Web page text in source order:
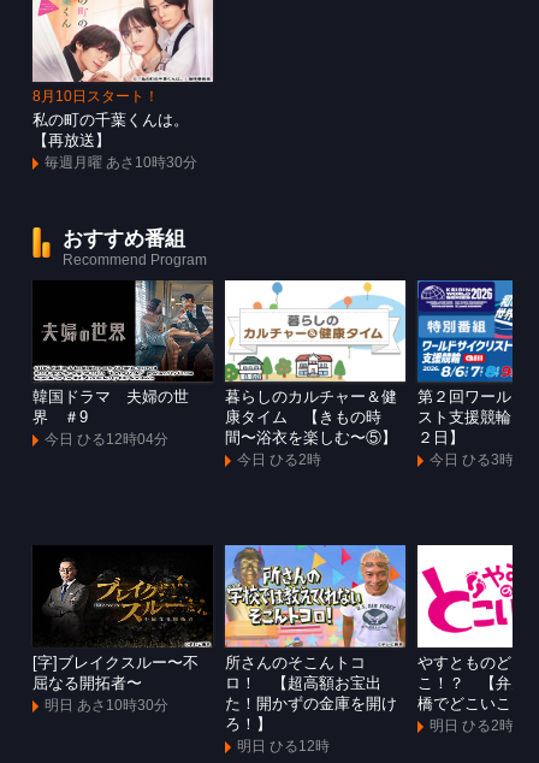
8月10日スタート！
私の町の千葉くんは。
【再放送】
毎週月曜 あさ10時30分
おすすめ番組
Recommend Program
韓国ドラマ 夫婦の世
界 ＃9
今日 ひる12時04分
暮らしのカルチャー＆健
康タイム 【きもの時
間〜浴衣を楽しむ〜⑤】
今日 ひる2時
第２回ワールド
スト支援競輪
２日】
今日 ひる3時
[字]ブレイクスルー〜不
屈なる開拓者〜
明日 あさ10時30分
所さんのそこんトコ
ロ！ 【超高額お宝出
た！開かずの金庫を開け
ろ！】
明日 ひる12時
やすとものどこ
こ！？ 【弁天
橋でどこいこ！
明日 ひる2時